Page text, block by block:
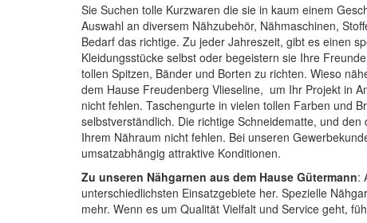
Sie Suchen tolle Kurzwaren die sie in kaum einem
Auswahl an diversem Nähzubehör, Nähmaschinen,
Bedarf das richtige. Zu jeder Jahreszeit, gibt es einen
Kleidungsstücke selbst oder begeistern sie Ihre
tollen Spitzen, Bänder und Borten zu richten. Wieso
dem Hause Freudenberg Vlieseline, um Ihr Projekt in
nicht fehlen. Taschengurte in vielen tollen Farben und
selbstverständlich. Die richtige Schneidematte, und den
Ihrem Nähraum nicht fehlen. Bei unseren
umsatzabhängig attraktive Konditionen.
Zu unseren Nähgarnen aus dem Hause Gütermann:
unterschiedlichsten Einsatzgebiete her. Spezielle
mehr. Wenn es um Qualität Vielfalt und Service geht,